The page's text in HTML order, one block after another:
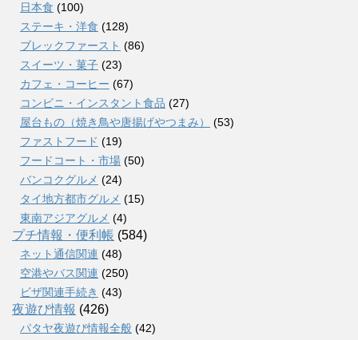
日本食 (100)
ステーキ・洋食 (128)
ブレックファースト (86)
スイーツ・菓子 (23)
カフェ・コーヒー (67)
コンビニ・インスタント食品 (27)
屋台もの（焼き鳥や唐揚げやつまみ）
(53)
ファストフード (19)
フードコート・市場 (50)
バンコクグルメ (24)
タイ地方都市グルメ (15)
東南アジアグルメ (4)
プチ情報・便利帳 (584)
ネット通信関連 (48)
空港やバス関連 (250)
ビザ関連手続き (43)
夜遊び情報 (426)
パタヤ夜遊び情報全般 (42)